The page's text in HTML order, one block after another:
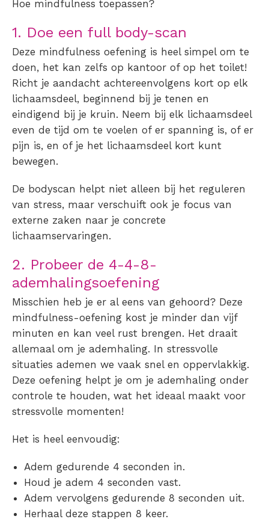
Hoe mindfulness toepassen?
1. Doe een full body-scan
Deze mindfulness oefening is heel simpel om te
doen, het kan zelfs op kantoor of op het toilet!
Richt je aandacht achtereenvolgens kort op elk
lichaamsdeel, beginnend bij je tenen en
eindigend bij je kruin. Neem bij elk lichaamsdeel
even de tijd om te voelen of er spanning is, of er
pijn is, en of je het lichaamsdeel kort kunt
bewegen.
De bodyscan helpt niet alleen bij het reguleren
van stress, maar verschuift ook je focus van
externe zaken naar je concrete
lichaamservaringen.
2. Probeer de 4-4-8-
ademhalingsoefening
Misschien heb je er al eens van gehoord? Deze
mindfulness-oefening kost je minder dan vijf
minuten en kan veel rust brengen. Het draait
allemaal om je ademhaling. In stressvolle
situaties ademen we vaak snel en oppervlakkig.
Deze oefening helpt je om je ademhaling onder
controle te houden, wat het ideaal maakt voor
stressvolle momenten!
Het is heel eenvoudig:
Adem gedurende 4 seconden in.
Houd je adem 4 seconden vast.
Adem vervolgens gedurende 8 seconden uit.
Herhaal deze stappen 8 keer.